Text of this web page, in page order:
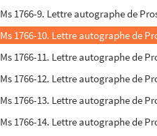
Ms 1766-9. Lettre autographe de
Ms 1766-10. Lettre autographe de
Ms 1766-11. Lettre autographe de
Ms 1766-12. Lettre autographe de
Ms 1766-13. Lettre autographe de
Ms 1766-14. Lettre autographe de